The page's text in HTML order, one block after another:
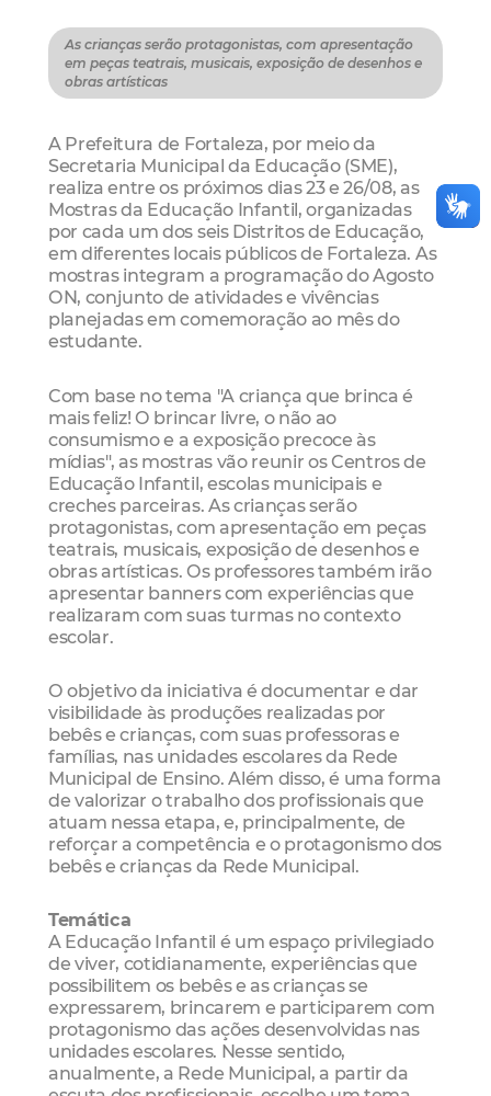
As crianças serão protagonistas, com apresentação
em peças teatrais, musicais, exposição de desenhos e
obras artísticas
A Prefeitura de Fortaleza, por meio da
Secretaria Municipal da Educação (SME),
realiza entre os próximos dias 23 e 26/08, as
Mostras da Educação Infantil, organizadas
por cada um dos seis Distritos de Educação,
em diferentes locais públicos de Fortaleza. As
mostras integram a programação do Agosto
ON, conjunto de atividades e vivências
planejadas em comemoração ao mês do
estudante.
Com base no tema "A criança que brinca é
mais feliz! O brincar livre, o não ao
consumismo e a exposição precoce às
mídias", as mostras vão reunir os Centros de
Educação Infantil, escolas municipais e
creches parceiras. As crianças serão
protagonistas, com apresentação em peças
teatrais, musicais, exposição de desenhos e
obras artísticas. Os professores também irão
apresentar banners com experiências que
realizaram com suas turmas no contexto
escolar.
O objetivo da iniciativa é documentar e dar
visibilidade às produções realizadas por
bebês e crianças, com suas professoras e
famílias, nas unidades escolares da Rede
Municipal de Ensino. Além disso, é uma forma
de valorizar o trabalho dos profissionais que
atuam nessa etapa, e, principalmente, de
reforçar a competência e o protagonismo dos
bebês e crianças da Rede Municipal.
Temática
A Educação Infantil é um espaço privilegiado
de viver, cotidianamente, experiências que
possibilitem os bebês e as crianças se
expressarem, brincarem e participarem com
protagonismo das ações desenvolvidas nas
unidades escolares. Nesse sentido,
anualmente, a Rede Municipal, a partir da